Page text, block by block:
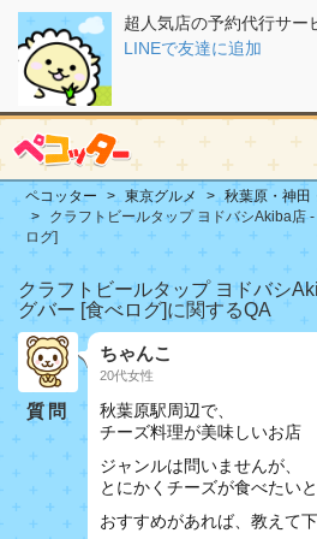
超人気店の予約代行サー
LINEで友達に追加
ペコッター 東京グルメ
秋葉原・神田
クラフトビールタップ ヨドバシAkiba店
ログ]
クラフトビールタップ ヨドバシ
グバー [食べログ]に関するQA
質問
ちゃんこ
20代女性
秋葉原駅周辺で、
チーズ料理が美味しいお店
ジャンルは問いませんが、
とにかくチーズが食べたい
おすすめがあれば、教えて